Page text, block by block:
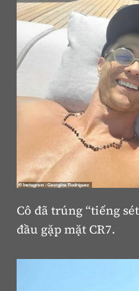
Cô đã trúng “tiếng
đầu gặp mặt CR7.